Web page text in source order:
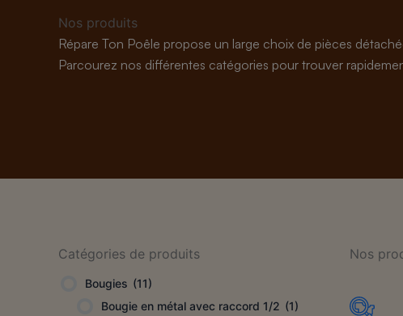
Nos produits
Répare Ton Poêle propose un large choix de pièces
Parcourez nos différentes catégories pour trouver
Catégories de produits
Bougies (11)
Bougie en métal avec raccord 1/2 (1)
Nos